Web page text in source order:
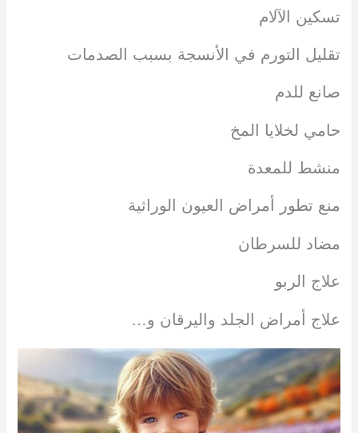
تسكين الآلام
تقليل التورم في الأنسجة بسبب الصدمات
صانع للدم
حامي لخلايا المخ
منشط للمعدة
منع تطور أمراض العيون الوراثية
مضاد للسرطان
علاج الربو
علاج أمراض الجلد واليرقان و…